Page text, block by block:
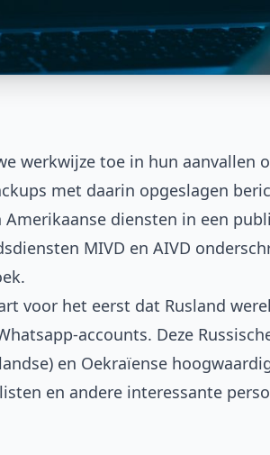
werkwijze toe in hun aanvallen
met daarin opgeslagen
diensten in een
MIVD en AIVD
voor het eerst dat Rusland
accounts. Deze
en Oekraïense
en andere interessante